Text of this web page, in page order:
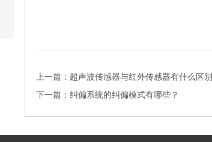
上一篇： 超声波传感器与红外传感器有什么区
下一篇： 纠偏系统的纠偏模式有哪些？